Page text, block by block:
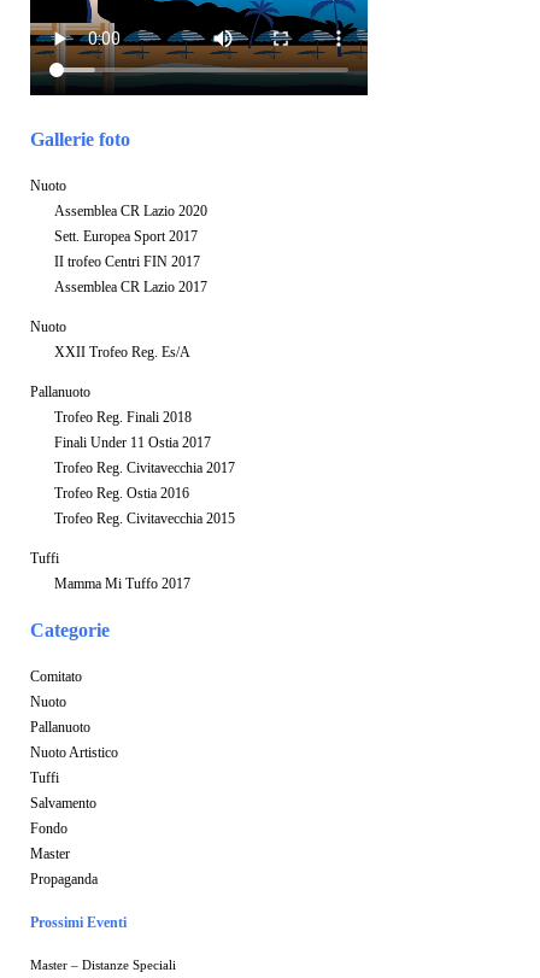
Gallerie foto
Nuoto
Assemblea CR Lazio 2020
Sett. Europea Sport 2017
II trofeo Centri FIN 2017
Assemblea CR Lazio 2017
Nuoto
XXII Trofeo Reg. Es/A
Pallanuoto
Trofeo Reg. Finali 2018
Finali Under 11 Ostia 2017
Trofeo Reg. Civitavecchia 2017
Trofeo Reg. Ostia 2016
Trofeo Reg. Civitavecchia 2015
Tuffi
Mamma Mi Tuffo 2017
Categorie
Comitato
Nuoto
Pallanuoto
Nuoto Artistico
Tuffi
Salvamento
Fondo
Master
Propaganda
Prossimi Eventi
Master – Distanze Speciali